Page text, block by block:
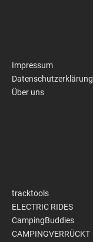
Impressum
Datenschutzerklärung
Über uns
tracktools
ELECTRIC RIDES
CampingBuddies
CAMPINGVERRÜCKT